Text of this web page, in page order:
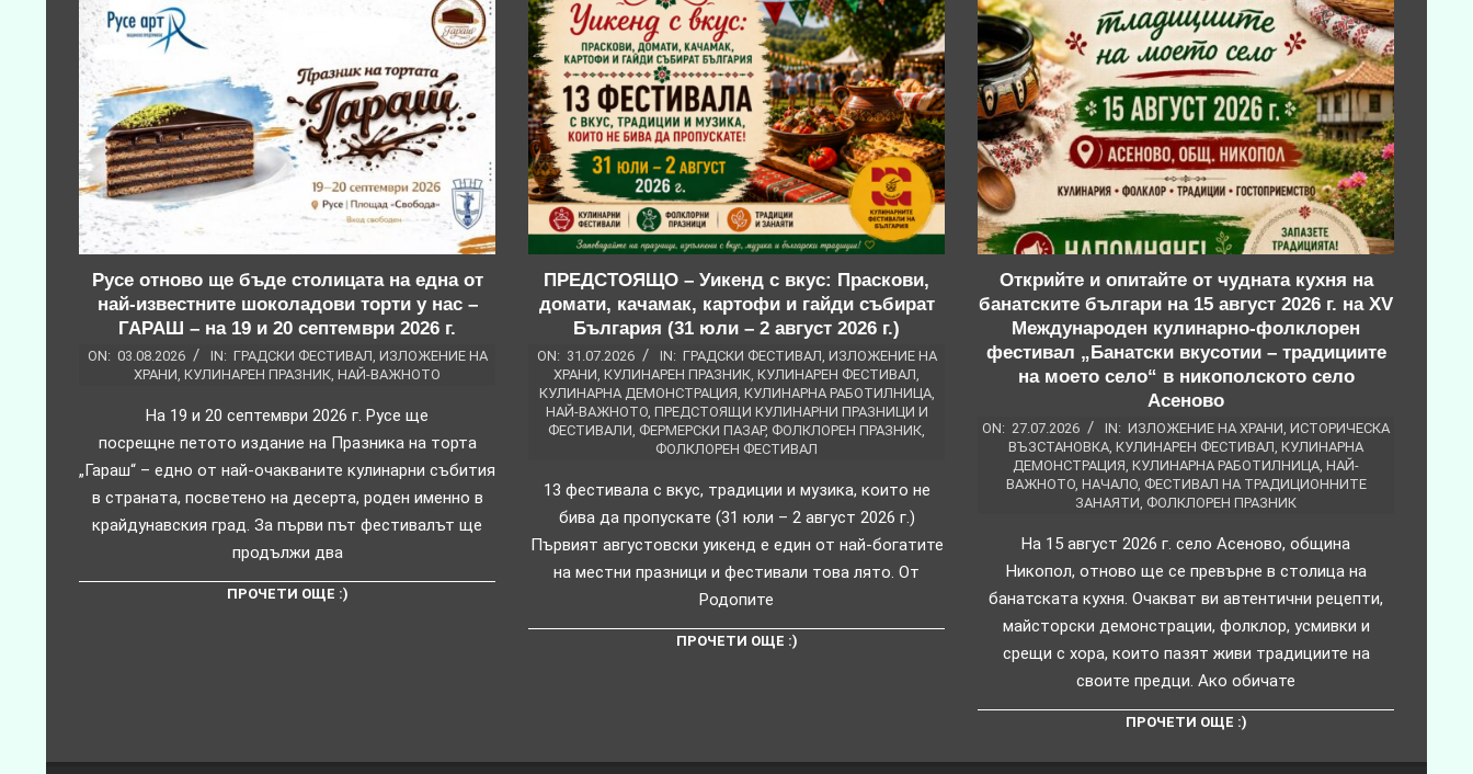
Русе отново ще бъде столицата на една от
най-известните шоколадови торти у нас –
ГАРАШ – на 19 и 20 септември 2026 г.
ON: 03.08.2026 IN: ГРАДСКИ ФЕСТИВАЛ ИЗЛОЖЕНИЕ НА
ХРАНИ КУЛИНАРЕН ПРАЗНИК НАЙ-ВАЖНОТО
На 19 и 20 септември 2026 г. Русе ще
посрещне петото издание на Празника на торта
„Гараш“ – едно от най-очакваните кулинарни събития
в страната, посветено на десерта, роден именно в
крайдунавския град. За първи път фестивалът ще
продължи два
ПРОЧЕТИ ОЩЕ :)
ПРЕДСТОЯЩО – Уикенд с вкус: Праскови,
домати, качамак, картофи и гайди събират
България (31 юли – 2 август 2026 г.)
ON: 31.07.2026 IN: ГРАДСКИ ФЕСТИВАЛ ИЗЛОЖЕНИЕ НА
ХРАНИ КУЛИНАРЕН ПРАЗНИК КУЛИНАРЕН ФЕСТИВАЛ
КУЛИНАРНА ДЕМОНСТРАЦИЯ КУЛИНАРНА РАБОТИЛНИЦА,
НАЙ-ВАЖНОТО, ПРЕДСТОЯЩИ КУЛИНАРНИ ПРАЗНИЦИ И
ФЕСТИВАЛИ ФЕРМЕРСКИ ПАЗАР, ФОЛКЛОРЕН ПРАЗНИК
ФОЛКЛОРЕН ФЕСТИВАЛ
13 фестивала с вкус, традиции и музика, които не
бива да пропускате (31 юли – 2 август 2026 г.)
Първият августовски уикенд е един от най-богатите
на местни празници и фестивали това лято. От
Родопите
ПРОЧЕТИ ОЩЕ :)
Открийте и опитайте от чудната кухня на
банатските българи на 15 август 2026 г. на XV
Международен кулинарно-фолклорен
фестивал „Банатски вкусотии – традициите
на моето село“ в никополското село
Асеново
ON: 27.07.2026 IN: ИЗЛОЖЕНИЕ НА ХРАНИ ИСТОРИЧЕСКА
ВЪЗСТАНОВКА КУЛИНАРЕН ФЕСТИВАЛ КУЛИНАРНА
ДЕМОНСТРАЦИЯ КУЛИНАРНА РАБОТИЛНИЦА НАЙ-
ВАЖНОТО, НАЧАЛО, ФЕСТИВАЛ НА ТРАДИЦИОННИТЕ
ЗАНАЯТИ ФОЛКЛОРЕН ПРАЗНИК
На 15 август 2026 г. село Асеново, община
Никопол, отново ще се превърне в столица на
банатската кухня. Очакват ви автентични рецепти,
майсторски демонстрации, фолклор, усмивки и
срещи с хора, които пазят живи традициите на
своите предци. Ако обичате
ПРОЧЕТИ ОЩЕ :)